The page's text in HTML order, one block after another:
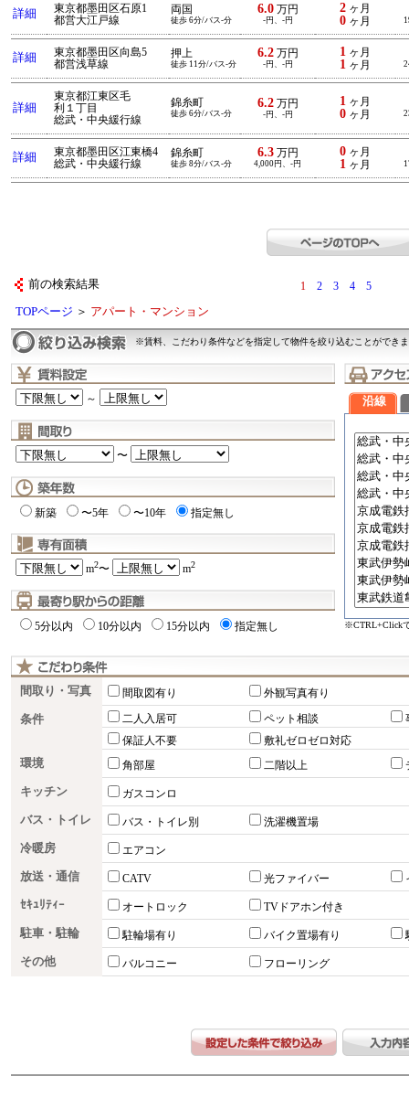
詳細
東京都墨田区石原1
都営大江戸線
両国
徒歩 6分/バス-分
6.0万円
-円、-円
2 ヶ月
0 ヶ月
詳細
東京都墨田区向島5
都営浅草線
押上
徒歩 11分/バス-分
6.2万円
-円、-円
1 ヶ月
1 ヶ月
詳細
東京都江東区毛
利１丁目
総武・中央緩行線
錦糸町
徒歩 6分/バス-分
6.2万円
-円、-円
1 ヶ月
0 ヶ月
詳細
東京都墨田区江東橋4
総武・中央緩行線
錦糸町
徒歩 8分/バス-分
6.3万円
4,000円、-円
0 ヶ月
1 ヶ月
前の検索結果 1 2 3 4 5
TOPページ ＞ アパート・マンション
※賃料、こだわり条件などを指定して物件を絞り込むことができ
～
〜
新築 〜5年 〜10年 指定無し
m2〜 m2
5分以内 10分以内 15分以内 指定無し
沿線
※CTRL+Click
間取り・写真 間取図有り 外観写真有り
条件 二人入居可 ペット相談
保証人不要
敷礼ゼロゼロ対応
環境 角部屋 二階以上
キッチン ガスコンロ
バス・トイレ バス・トイレ別 洗濯機置場
冷暖房 エアコン
放送・通信 CATV 光ファイバー
ｾｷｭﾘﾃｨｰ オートロック TVドアホン付き
駐車・駐輪 駐輪場有り バイク置場有り
その他 バルコニー フローリング